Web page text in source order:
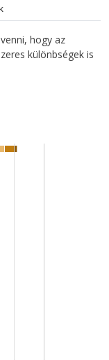
hogy az
különbségek is